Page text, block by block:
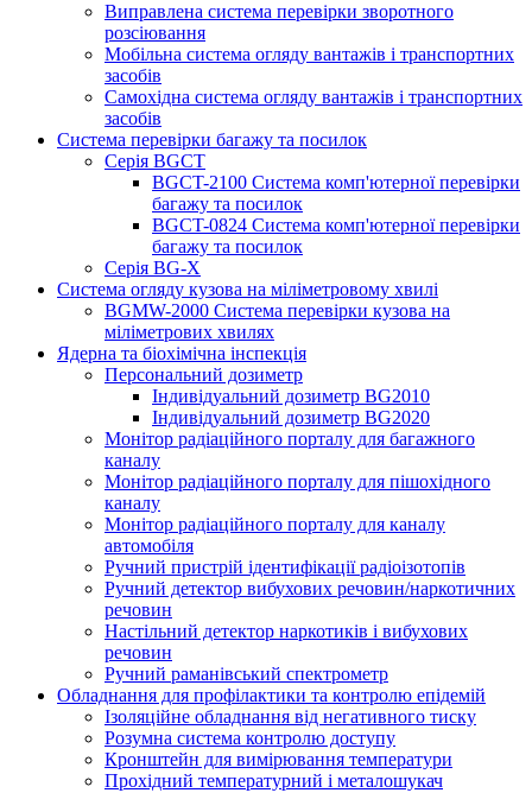
Виправлена ​​система перевірки зворотного
розсіювання
Мобільна система огляду вантажів і транспортних
засобів
Самохідна система огляду вантажів і транспортних
засобів
Система перевірки багажу та посилок
Серія BGCT
BGCT-2100 Система комп'ютерної перевірки
багажу та посилок
BGCT-0824 Система комп'ютерної перевірки
багажу та посилок
Серія BG-X
Система огляду кузова на міліметровому хвилі
BGMW-2000 Система перевірки кузова на
міліметрових хвилях
Ядерна та біохімічна інспекція
Персональний дозиметр
Індивідуальний дозиметр BG2010
Індивідуальний дозиметр BG2020
Монітор радіаційного порталу для багажного
каналу
Монітор радіаційного порталу для пішохідного
каналу
Монітор радіаційного порталу для каналу
автомобіля
Ручний пристрій ідентифікації радіоізотопів
Ручний детектор вибухових речовин/наркотичних
речовин
Настільний детектор наркотиків і вибухових
речовин
Ручний раманівський спектрометр
Обладнання для профілактики та контролю епідемій
Ізоляційне обладнання від негативного тиску
Розумна система контролю доступу
Кронштейн для вимірювання температури
Прохідний температурний і металошукач